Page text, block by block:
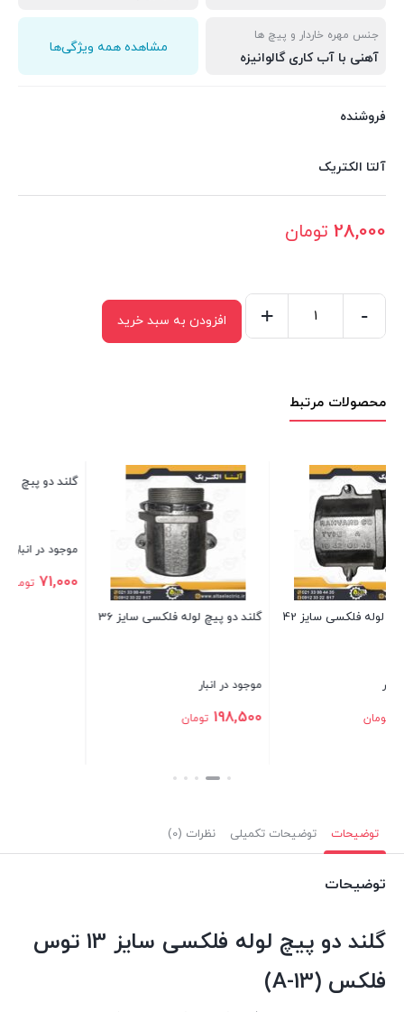
جنس مهره خاردار و پیچ ها
آهنی با آب کاری گالوانیزه
مشاهده همه ویژگی‌ها
فروشنده
آلتا الکتریک
28,000 تومان
لوله
13
عدد
-
+ افزودن به سبد خرید
محصولات مرتبط
گلند دو پیچ لوله فلکسی سایز 36
198,500
گلند دو پبچ لوله فلکسی سایز 29
موجود در انبار
71,000 تومان
توضیحات توضیحات تکمیلی نظرات (0)
توضیحات
گلند دو پیچ لوله فلکسی سایز 13 توس
فلکس (A-13)